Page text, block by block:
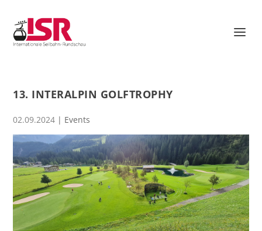
13. INTERALPIN GOLFTROPHY
02.09.2024 | Events